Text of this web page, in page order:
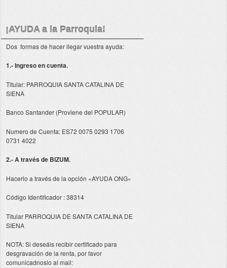
¡AYUDA a la Parroquia!
Dos formas de hacer llegar vuestra ayuda:
1.- Ingreso en cuenta.
Titular: PARROQUIA SANTA CATALINA DE
SIENA
Banco Santander (Proviene del POPULAR)
Numero de Cuenta: ES72 0075 0293 1706
0731 4022
2.- A través de BIZUM.
Hacerlo a través de la opción «AYUDA ONG»
Código Identificador : 38314
Titular PARROQUIA DE SANTA CATALINA DE
SIENA
NOTA: Si deseáis recibir certificado para
desgravación de la renta, por favor
comunicadnoslo al mail: